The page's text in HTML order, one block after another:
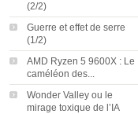
(2/2)
Guerre et effet de serre
(1/2)
AMD Ryzen 5 9600X : Le
caméléon des...
Wonder Valley ou le
mirage toxique de l’IA